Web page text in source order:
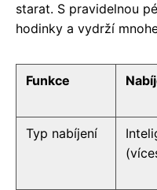
starat. S pravidelnou
hodinky a vydrží
Funkce
Typ nabíjení